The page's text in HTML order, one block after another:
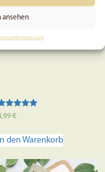
ansehen
Impressum
Wait. Trust. – Set
mit
5.00
€
den Warenkorb